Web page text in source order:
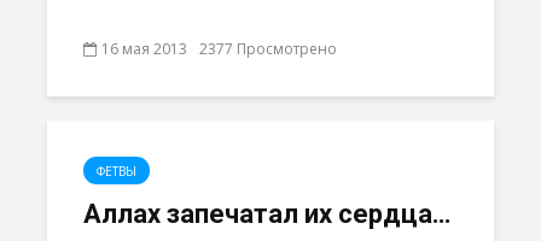
16 мая 2013 2377 Просмотрено
ФЕТВЫ
Аллах запечатал их сердца…